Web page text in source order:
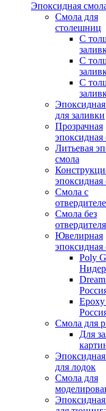
Эпоксидная
Смола для
столешниц
С
С
С
для заливки
Прозрачная
эпоксидная
Литьевая
смола
эпоксидная
Смола с
Смола без
отвердителя
Ювелирная
эпоксидная
Poly
Смола для
Для
для лодок
Смола для